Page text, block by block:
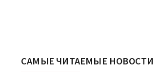
САМЫЕ ЧИТАЕМЫЕ НОВОСТИ